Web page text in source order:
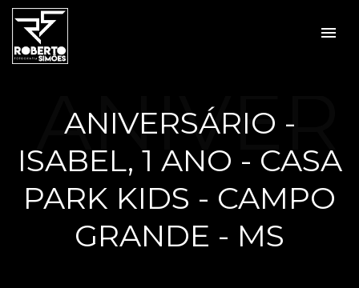
menu
ANIVERSÁRIO -
ISABEL, 1 ANO - CASA
PARK KIDS - CAMPO
GRANDE - MS
ANIVER
SÁRIO -